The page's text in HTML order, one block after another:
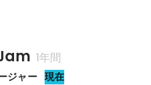
1年間
ジャー 現在